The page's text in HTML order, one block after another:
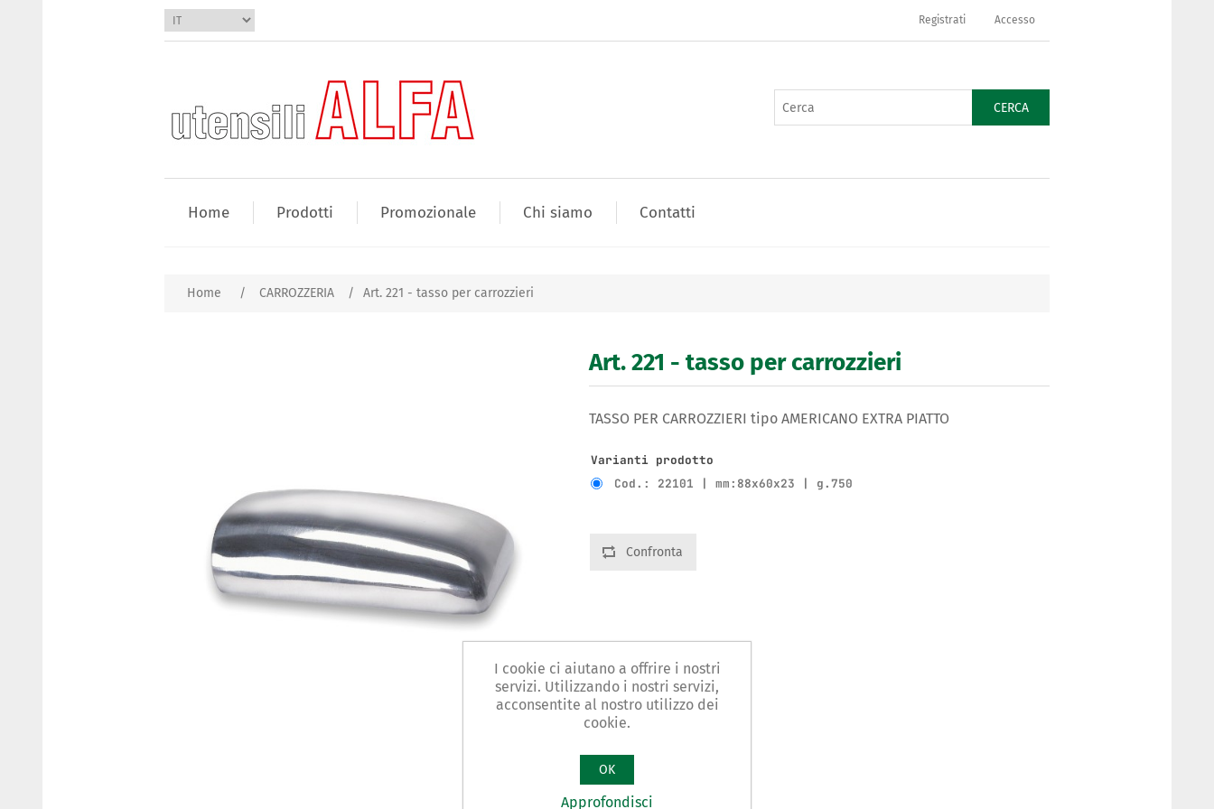
Registrati Accesso
CERCA
Home Prodotti Promozionale Chi siamo Contatti
Home / CARROZZERIA / Art. 221 - tasso per carrozzieri
Art. 221 - tasso per carrozzieri
TASSO PER CARROZZIERI tipo AMERICANO EXTRA PIATTO
Varianti prodotto
Cod.: 22101 | mm:88x60x23 | g.750
Confronta
I cookie ci aiutano a offrire i nostri
servizi. Utilizzando i nostri servizi,
acconsentite al nostro utilizzo dei
cookie.
OK
Approfondisci